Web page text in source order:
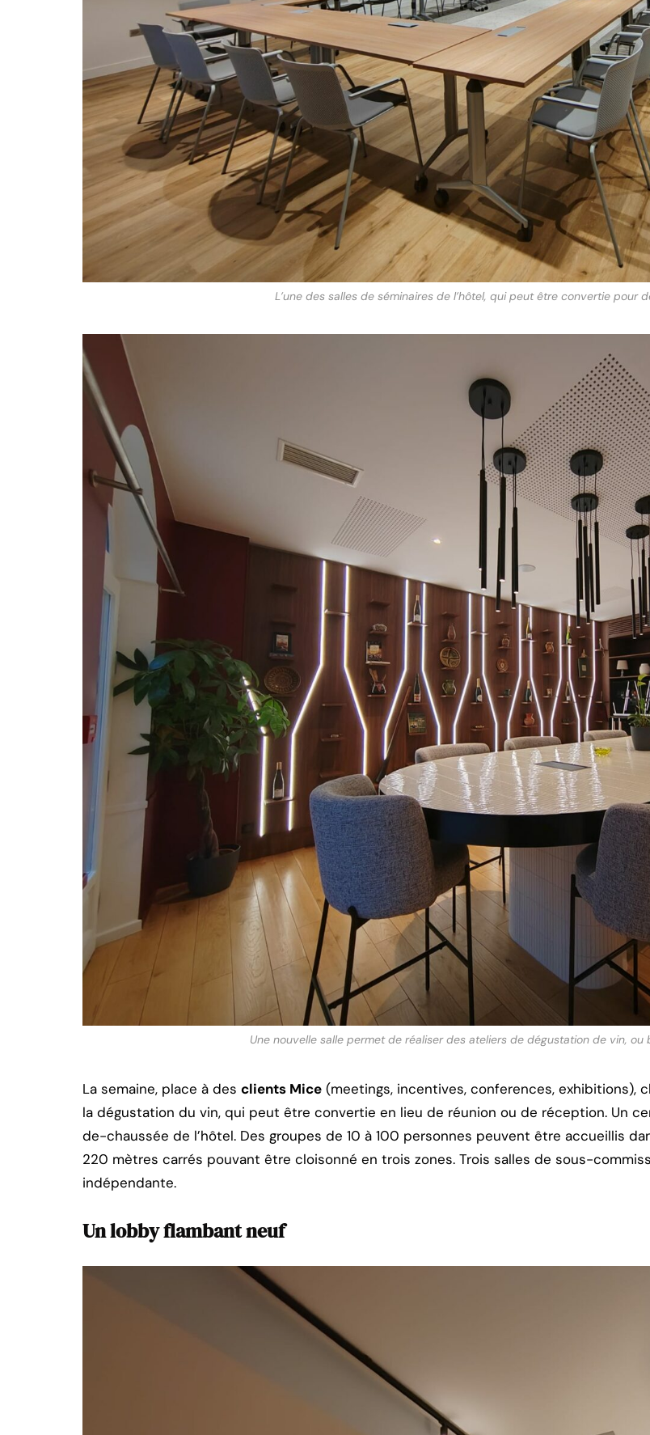
L’une des salles de séminaires de l’hôtel, qui peut être convertie pour
Une nouvelle salle permet de réaliser des ateliers de dégustation de vin,
La semaine, place à des clients Mice (meetings, incentives, conferences, exhibitions),
la dégustation du vin, qui peut être convertie en lieu de réunion ou de réception. Un
de-chaussée de l’hôtel. Des groupes de 10 à 100 personnes peuvent être accueillis
220 mètres carrés pouvant être cloisonné en trois zones. Trois salles de sous-
indépendante.
Un lobby flambant neuf